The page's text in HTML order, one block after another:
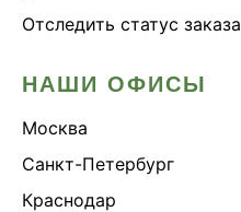
Отследить статус заказа
НАШИ ОФИСЫ
Москва
Санкт-Петербург
Краснодар